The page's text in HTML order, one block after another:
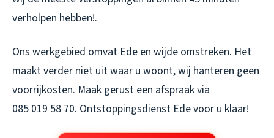
verholpen hebben!.
Ons werkgebied omvat Ede en wijde omstreken. Het
maakt verder niet uit waar u woont, wij hanteren geen
voorrijkosten. Maak gerust een afspraak via
085 019 58 70. Ontstoppingsdienst Ede voor u klaar!